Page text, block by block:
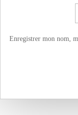
Enregistrer mon nom,